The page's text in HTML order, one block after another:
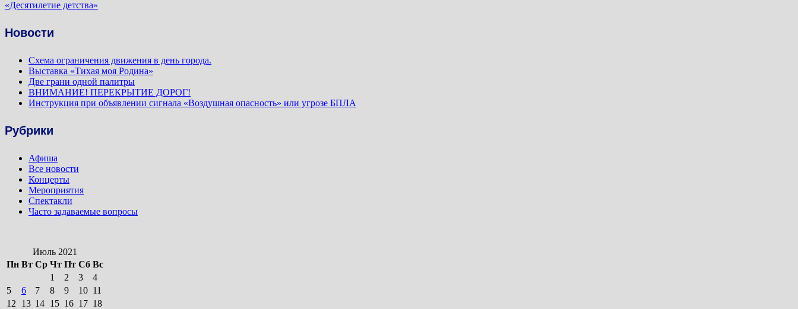
записям
запись:
«Десятилетие детства»
Новости
Схема ограничения движения в день города.
Выставка «Тихая моя Родина»
Две грани одной палитры
ВНИМАНИЕ! ПЕРЕКРЫТИЕ ДОРОГ!
Инструкция при объявлении сигнала «Воздушная опасность» или угрозе БПЛА
Рубрики
Афиша
Все новости
Концерты
Мероприятия
Спектакли
Часто задаваемые вопросы
Июль 2021
Пн Вт Ср Чт Пт Сб Вс
1
2 3
4
5
6 7 8 9 10 11
12
13 14 15 16 17 18